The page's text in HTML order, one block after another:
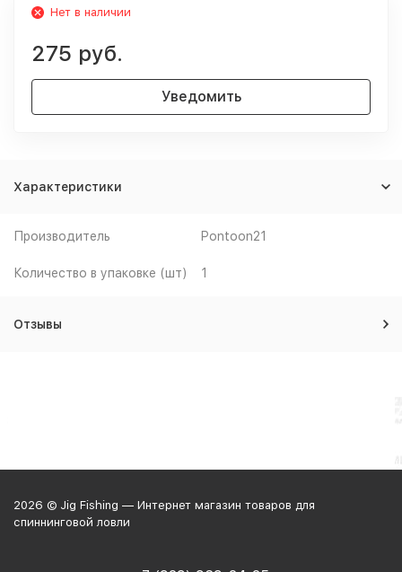
Нет в наличии
275 руб.
Уведомить
Характеристики
Производитель Pontoon21
Количество в упаковке (шт) 1
Отзывы
2026 © Jig Fishing — Интернет магазин товаров для
спиннинговой ловли